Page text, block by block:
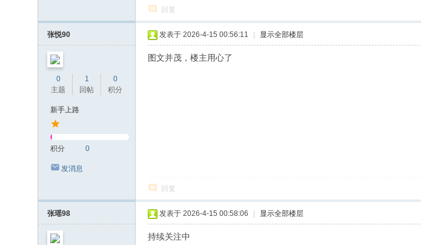
回复
张悦90
0
主题
1
回帖
0
积分
新手上路
积分 0
发消息
发表于 2026-4-15 00:56:11 显示全部楼层
图文并茂，楼主用心了
回复
张瑶98 发表于 2026-4-15 00:58:06 显示全部楼层
持续关注中